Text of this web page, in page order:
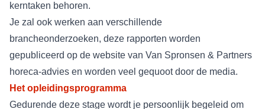
kerntaken behoren.
Je zal ook werken aan verschillende
brancheonderzoeken, deze rapporten worden
gepubliceerd op de website van Van Spronsen & Partners
horeca-advies en worden veel gequoot door de media.
Het opleidingsprogramma
Gedurende deze stage wordt je persoonlijk begeleid om